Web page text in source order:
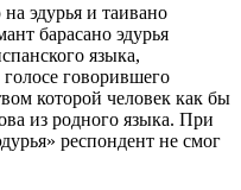
эдурья и таивано
барасано эдурья
языка,
говорившего
которой человек как бы
из родного языка. При
респондент не смог